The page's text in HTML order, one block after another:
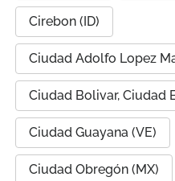
Cirebon (ID)
Ciudad Adolfo Lopez
Ciudad Bolivar, Ciudad
Ciudad Guayana (VE)
Ciudad Obregón (MX)